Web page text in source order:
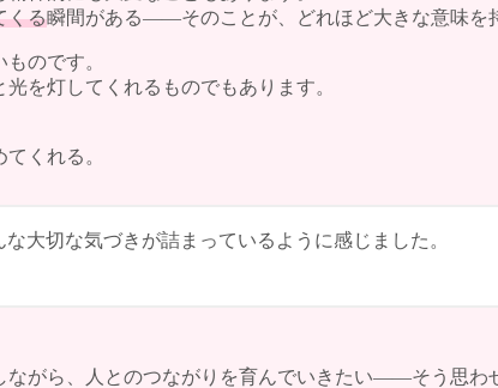
くる瞬間がある――そのことが、どれほど大きな意味を
のです。
を灯してくれるものでもあります。
くれる。
大切な気づきが詰まっているように感じました。
がら、人とのつながりを育んでいきたい――そう思わ